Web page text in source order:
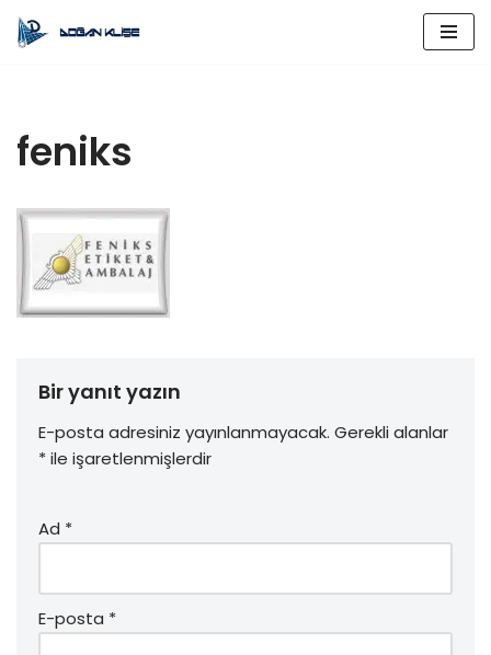
feniks
Bir yanıt yazın
E-posta adresiniz yayınlanmayacak. Gerekli alanlar
*ile işaretlenmişlerdir
Ad *
E-posta *